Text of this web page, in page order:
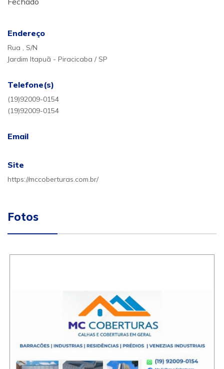
Endereço
Rua , S/N
Jardim Itapuã - Piracicaba / SP
Telefone(s)
(19)92009-0154
(19)92009-0154
Email
Site
https://mccoberturas.com.br/
Fotos